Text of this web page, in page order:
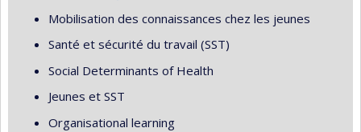
Mobilisation des connaissances chez les jeunes
Santé et sécurité du travail (SST)
Social Determinants of Health
Jeunes et SST
Organisational learning